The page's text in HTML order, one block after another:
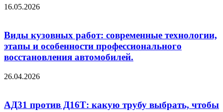
16.05.2026
Виды кузовных работ: современные технологии,
этапы и особенности профессионального
восстановления автомобилей.
26.04.2026
АД31 против Д16Т: какую трубу выбрать, чтобы